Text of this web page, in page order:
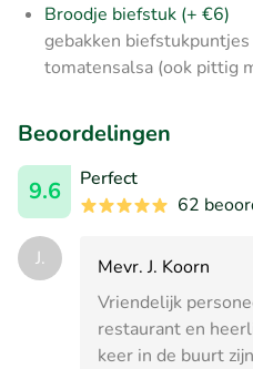
Broodje biefstuk (+ €6)
gebakken
tomatensalsa (ook pittig
Beoordelingen
9.6
Perfect
62
J.
Mevr. J. Koorn
Vriendelijk
restaurant en
keer in de buurt